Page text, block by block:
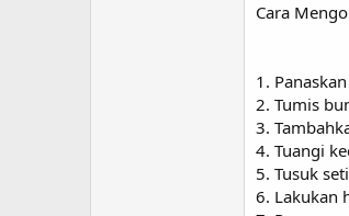
Cara
1.
2. Tumis
3.
4. Tuangi
5. Tusuk
6. Lakukan